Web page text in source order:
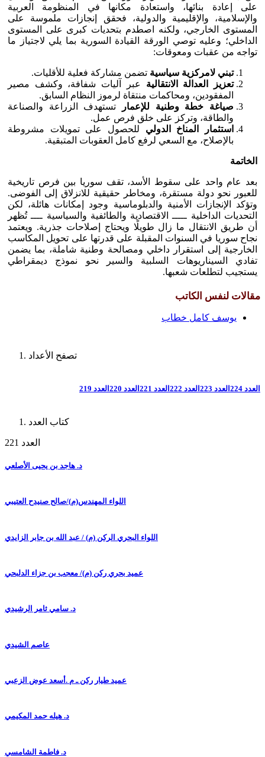
على إعادة بنائها، واستعادة مكانها في المنظومة العربية
والإسلامية، والإقليمية والدولية، فحقق إنجازات ملموسة على
المستوى الخارجي، ولكنه اصطدم بتحديات كبرى على المستوى
الداخلي؛ وعليه توصي الورقة القيادة السورية بما يلي لاجتياز ما
تواجه من عقبات ومعوقات:
تبني لامركزية سياسية تضمن مشاركة فعلية للأقليات.
تعزيز العدالة الانتقالية عبر آليات شفافة، وكشف مصير
المفقودين، ومحاكمات منتقاة لرموز النظام السابق.
صياغة خطة وطنية للإعمار
تستهدف الزراعة والصناعة
والطاقة، وتركز على خلق فرص عمل.
استثمار المناخ الدولي للحصول على تمويلات مشروطة
بالإصلاح، مع السعي لرفع كامل العقوبات المتبقية.
الخاتمة
بعد عام واحد على سقوط الأسد، تقف سوريا بين فرص تاريخية
للعبور نحو دولة مستقرة، ومخاطر حقيقية للانزلاق إلى الفوضى.
وتؤكد الإنجازات الأمنية والدبلوماسية وجود إمكانات هائلة، لكن
التحديات الداخلية ـــــ الاقتصادية والطائفية والسياسية ــــ تُظهر
أن طريق الانتقال ما زال طويلًا ويحتاج إصلاحات جذرية. ويعتمد
نجاح سوريا في السنوات المقبلة على قدرتها على تحويل المكاسب
الخارجية إلى استقرار داخلي ومصالحة وطنية شاملة، بما يضمن
تفادي السيناريوهات السلبية والسير نحو نموذج ديمقراطي
يستجيب لتطلعات شعبها.
مقالات لنفس الكاتب
يوسف كامل خطاب
تصفح الأعداد
العدد 224 العدد 223 العدد 222 العدد 221 العدد 220 العدد 219
كتاب العدد
العدد 221
د. هاجد بن يحيى الأصلعي
اللواء المهندس(م)/صالح صنيدح العتيبي
اللواء البحري الركن (م) / عبد الله بن جابر الزايدي
عميد بحري ركن (م)/ معجب بن جزاء الدلبحي
د. سامي ثامر الرشيدي
عاصم الشيدي
عميد طيار ركن ـ م .أسعد عوض الزعبي
د. هيله حمد المكيمي
د. فاطمة الشامسي